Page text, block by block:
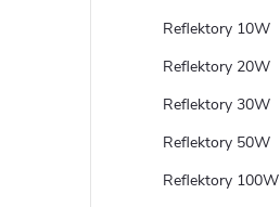
Reflektory 10W
Reflektory 20W
Reflektory 30W
Reflektory 50W
Reflektory 100W